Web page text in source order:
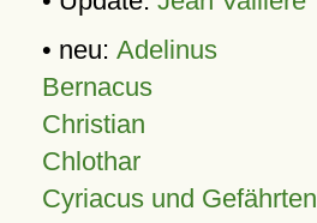
• neu: Adelinus
Bernacus
Christian
Chlothar
Cyriacus und Gefährten